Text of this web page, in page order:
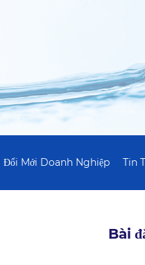
Đổi Mới Doanh Nghiệp Tin
Bài